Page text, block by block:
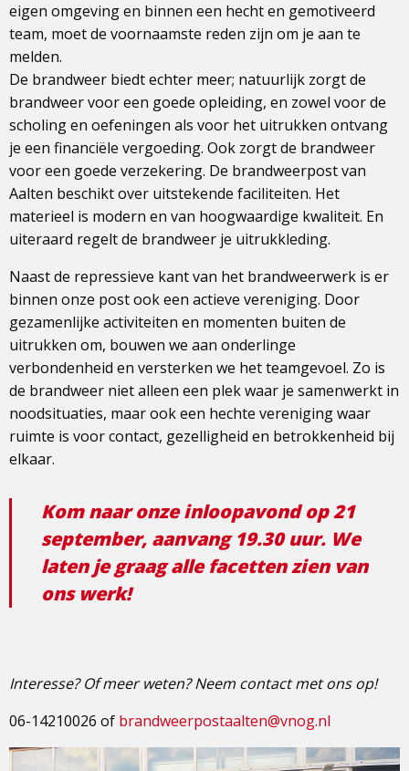
eigen omgeving en binnen een hecht en gemotiveerd
team, moet de voornaamste reden zijn om je aan te
melden.
De brandweer biedt echter meer; natuurlijk zorgt de
brandweer voor een goede opleiding, en zowel voor de
scholing en oefeningen als voor het uitrukken ontvang
je een financiële vergoeding. Ook zorgt de brandweer
voor een goede verzekering. De brandweerpost van
Aalten beschikt over uitstekende faciliteiten. Het
materieel is modern en van hoogwaardige kwaliteit. En
uiteraard regelt de brandweer je uitrukkleding.
Naast de repressieve kant van het brandweerwerk is er
binnen onze post ook een actieve vereniging. Door
gezamenlijke activiteiten en momenten buiten de
uitrukken om, bouwen we aan onderlinge
verbondenheid en versterken we het teamgevoel. Zo is
de brandweer niet alleen een plek waar je samenwerkt in
noodsituaties, maar ook een hechte vereniging waar
ruimte is voor contact, gezelligheid en betrokkenheid bij
elkaar.
Kom naar onze inloopavond op 21
september, aanvang 19.30 uur. We
laten je graag alle facetten zien van
ons werk!
Interesse? Of meer weten? Neem contact met ons op!
06-14210026 of brandweerpostaalten@vnog.nl